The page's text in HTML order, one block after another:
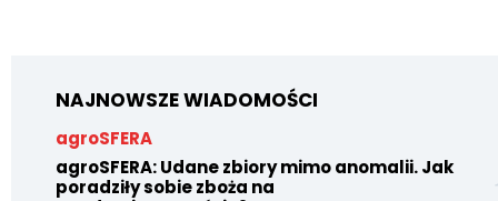
NAJNOWSZE WIADOMOŚCI
agroSFERA
agroSFERA: Udane zbiory mimo anomalii. Jak
poradziły sobie zboża na